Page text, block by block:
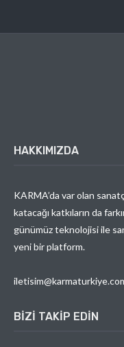
HAKKIMIZDA
KARMA’da var olan
katacağı katkıların da
günümüz teknolojisi ile
yeni bir platform.
BIZI TAKIP EDIN